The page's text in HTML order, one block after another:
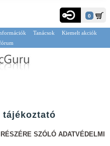
0
Tanácsok
Kiemelt akciók
tájékoztató
SZÓLÓ ADATVÉDELMI